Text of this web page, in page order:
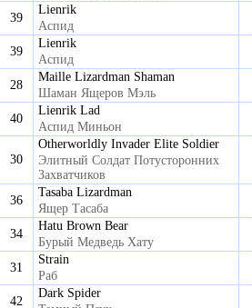
39
Lienrik
Аспид
39
Lienrik
Аспид
28
Maille Lizardman Shaman
Шаман Ящеров Мэль
40
Lienrik Lad
Аспид Миньон
30
Otherworldly Invader Elite Soldier
Элитный Солдат Потусторонних
Захватчиков
36
Tasaba Lizardman
Ящер Тасаба
34
Hatu Brown Bear
Бурый Медведь Хату
31
Strain
Раб
42
Dark Spider